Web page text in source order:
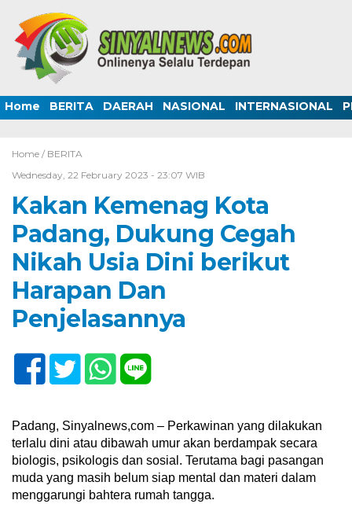
Home BERITA DAERAH NASIONAL INTERNASIONAL
Home / BERITA
Wednesday, 22 February 2023 - 23:07 WIB
Kakan Kemenag Kota
Padang, Dukung Cegah
Nikah Usia Dini berikut
Harapan Dan
Penjelasannya
Padang, Sinyalnews,com – Perkawinan yang dilakukan
terlalu dini atau dibawah umur akan berdampak secara
biologis, psikologis dan sosial. Terutama bagi pasangan
muda yang masih belum siap mental dan materi dalam
menggarungi bahtera rumah tangga.